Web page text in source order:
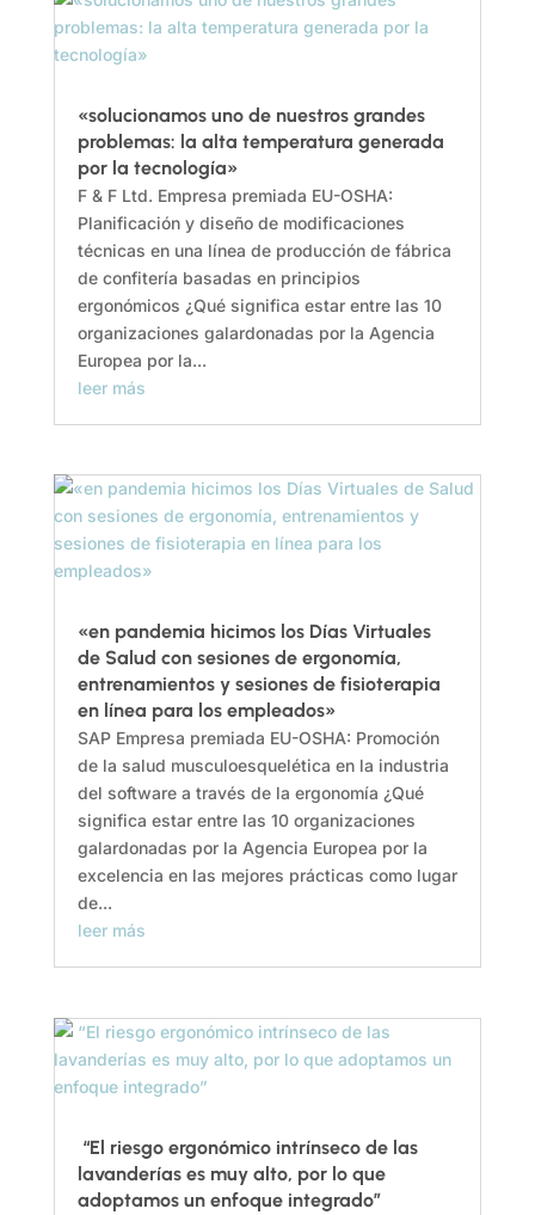
«solucionamos uno de nuestros grandes
problemas: la alta temperatura generada
por la tecnología»
F & F Ltd. Empresa premiada EU-OSHA:
Planificación y diseño de modificaciones
técnicas en una línea de producción de fábrica
de confitería basadas en principios
ergonómicos ¿Qué significa estar entre las 10
organizaciones galardonadas por la Agencia
Europea por la...
leer más
«en pandemia hicimos los Días Virtuales
de Salud con sesiones de ergonomía,
entrenamientos y sesiones de fisioterapia
en línea para los empleados»
SAP Empresa premiada EU-OSHA: Promoción
de la salud musculoesquelética en la industria
del software a través de la ergonomía ¿Qué
significa estar entre las 10 organizaciones
galardonadas por la Agencia Europea por la
excelencia en las mejores prácticas como lugar
de...
leer más
“El riesgo ergonómico intrínseco de las
lavanderías es muy alto, por lo que
adoptamos un enfoque integrado”